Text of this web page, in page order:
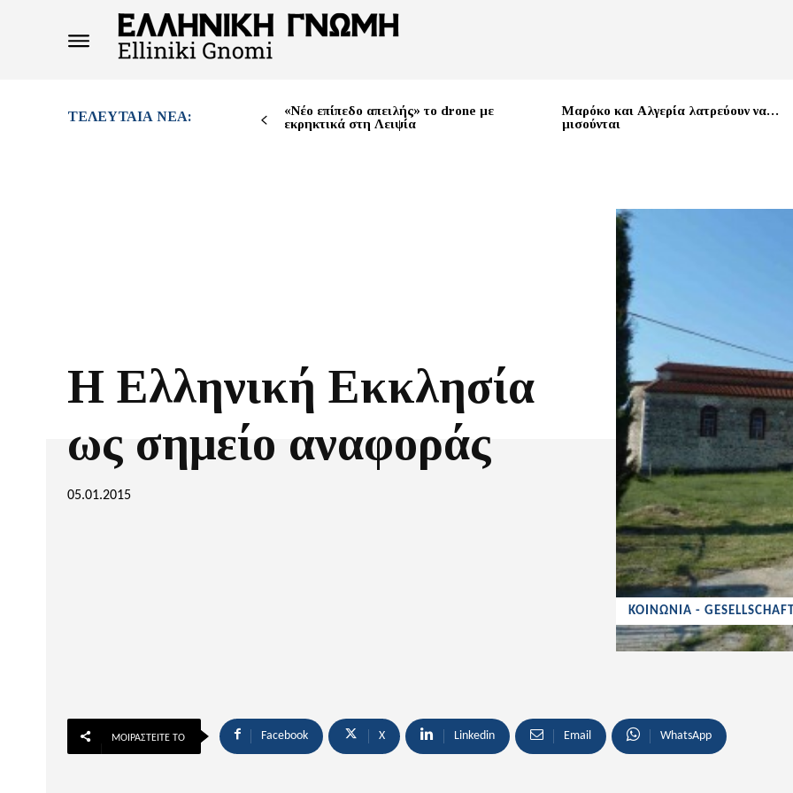
ΤΕΛΕΥΤΑΊΑ ΝΈΑ:
«Νέο επίπεδο απειλής» το drone με
εκρηκτικά στη Λειψία
Μαρόκο και Αλγερία λατρεύουν να…
μισούνται
Η Ελληνική Εκκλησία
ως σημείο αναφοράς
05.01.2015
ΚΟΙΝΩΝΙΑ -
ΜΟΙΡΑΣΤΕΊΤΕ ΤΟ Facebook X Linkedin Email WhatsApp